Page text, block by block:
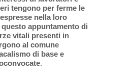
tengono per ferme le
espresse nella loro
appuntamento di
vitali presenti in
al comune
di base e
.